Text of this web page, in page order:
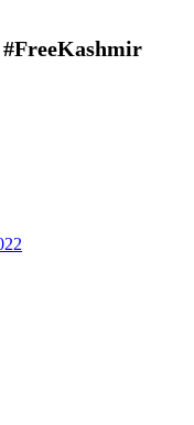
#FreeKashmir